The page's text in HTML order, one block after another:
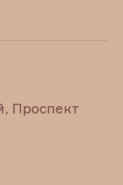
Проспект